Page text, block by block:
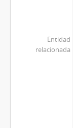
Entidad
relacionada